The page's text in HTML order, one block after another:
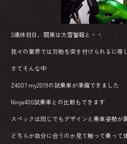
3連休初日、関東は大雪警報と・・
我々の業界では刃物を突き付けられるに等
さてそんな中
Z400? my2019の試乗車が準備できました
Ninja400試乗車との比較もできます
スペックは同じでもデザインと乗車姿勢が
どちらが自分に合うのか見て触って乗って